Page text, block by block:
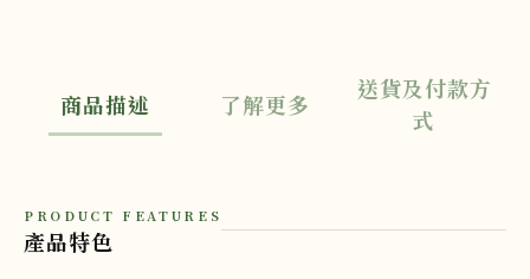
商品描述 了解更多
送貨及付款方
式
PRODUCT FEATURES
產品特色